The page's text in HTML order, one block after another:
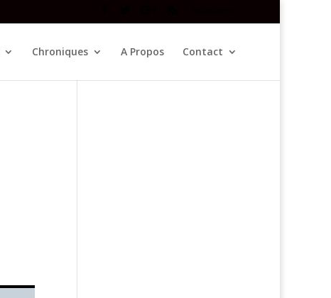
Chroniques A Propos Contact